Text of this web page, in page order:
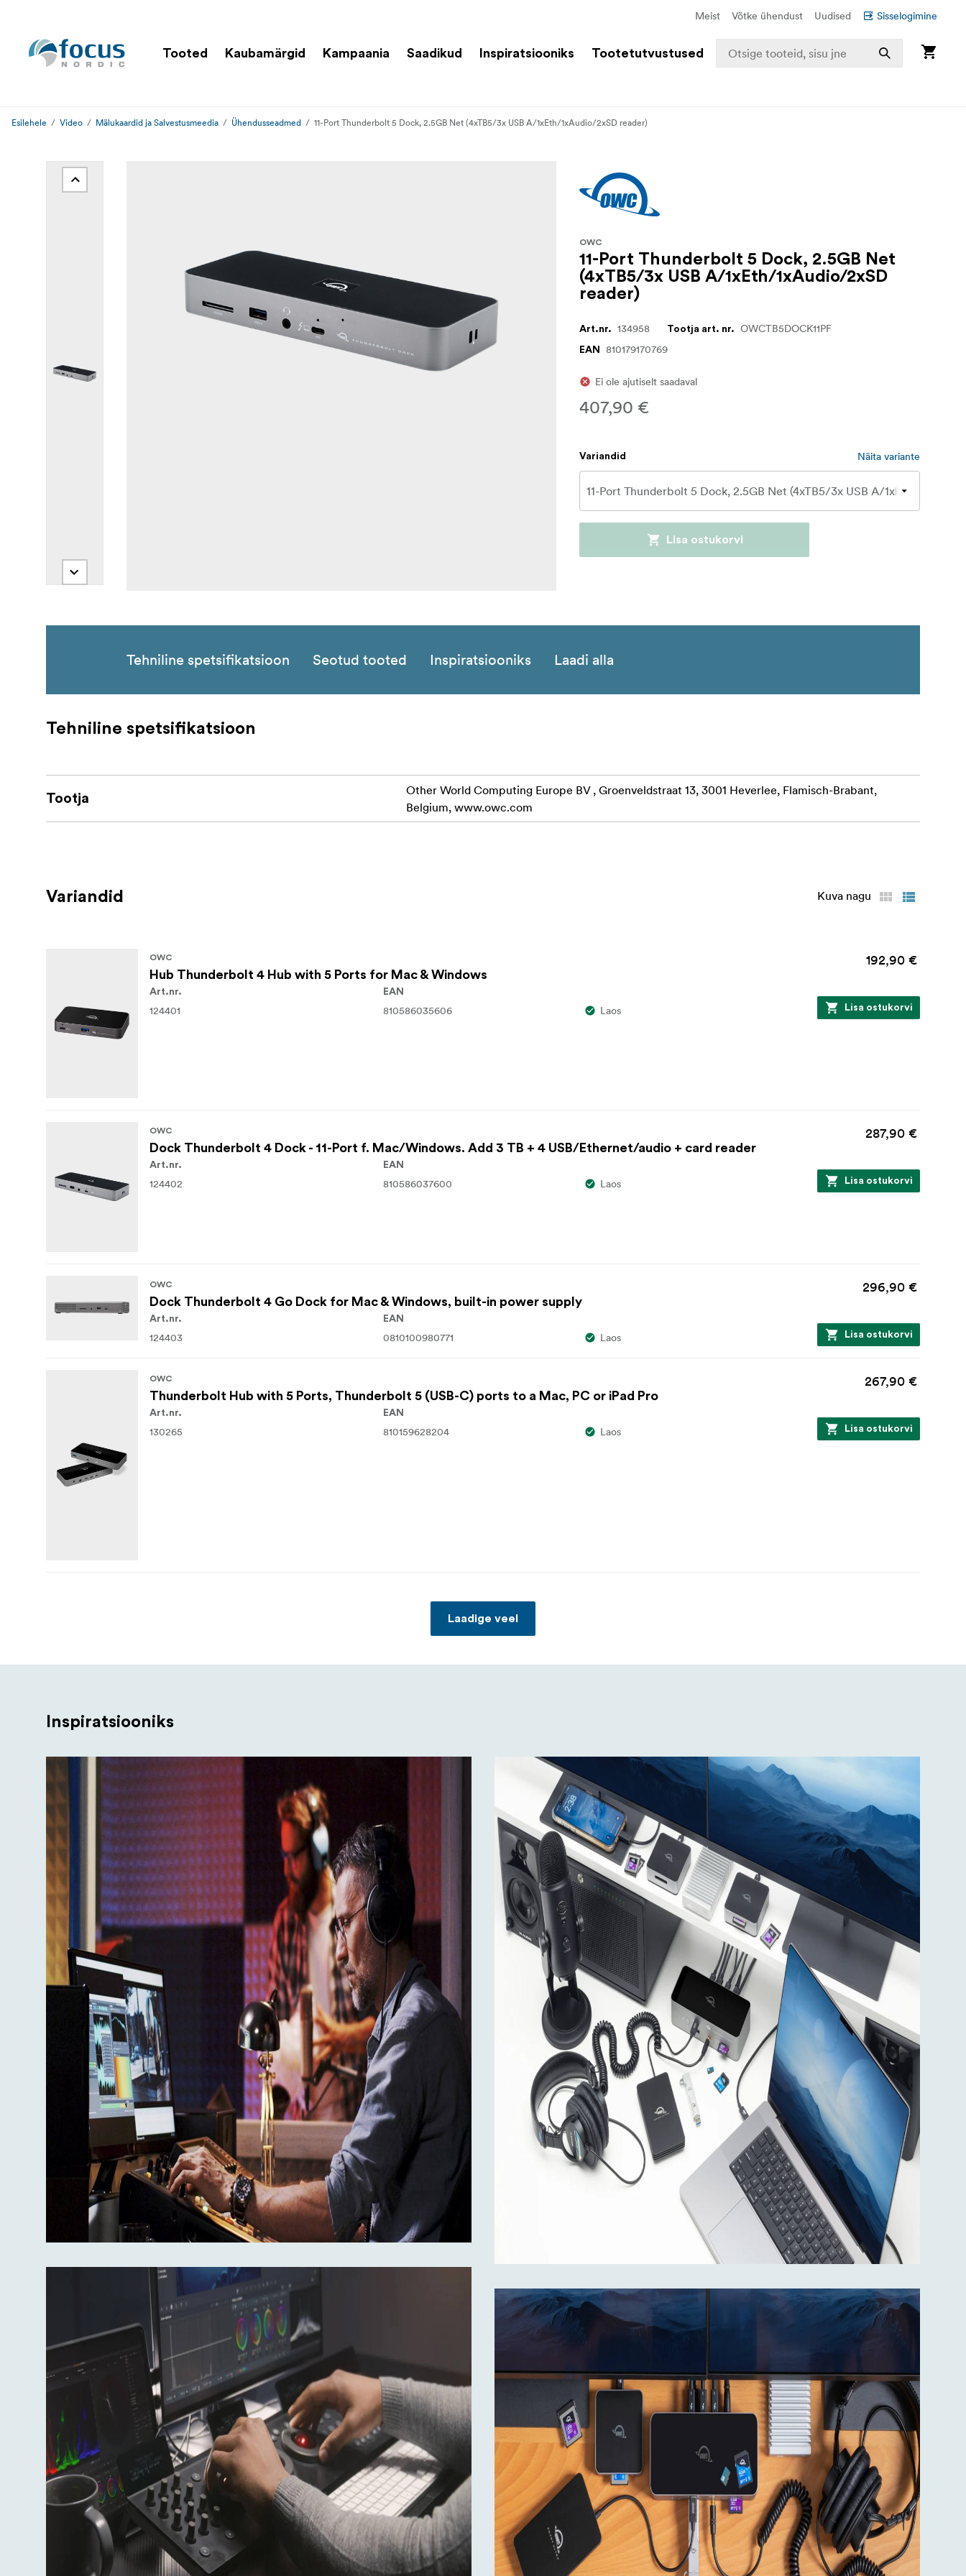
Meist Võtke ühendust Uudised Sisselogimine
Tooted Kaubamärgid Kampaania Saadikud Inspiratsiooniks Tootetutvustused
Esilehele Video Mälukaardid ja Salvestusmeedia Ühendusseadmed 11-Port Thunderbolt 5 Dock, 2.5GB Net (4xTB5/3x USB A/1xEth/1xAudio/2xSD reader)
OWC
11-Port Thunderbolt 5 Dock, 2.5GB Net
(4xTB5/3x USB A/1xEth/1xAudio/2xSD
reader)
Art.nr. 134958 Tootja art. nr. OWCTB5DOCK11PF
EAN 810179170769
Ei ole ajutiselt saadaval
407,90 €
Variandid Näita variante
Lisa ostukorvi
Tehniline spetsifikatsioon Seotud tooted Inspiratsiooniks Laadi alla
Tehniline spetsifikatsioon
Tootja
Other World Computing Europe BV , Groenveldstraat 13, 3001 Heverlee, Flamisch-Brabant,
Belgium, www.owc.com
Variandid Kuva nagu
OWC
Hub Thunderbolt 4 Hub with 5 Ports for Mac & Windows
192,90 €
Art.nr.
124401
EAN
810586035606 Laos Lisa ostukorvi
OWC
Dock Thunderbolt 4 Dock - 11-Port f. Mac/Windows. Add 3 TB + 4 USB/Ethernet/audio + card reader
287,90 €
Art.nr.
124402
EAN
810586037600 Laos Lisa ostukorvi
OWC
Dock Thunderbolt 4 Go Dock for Mac & Windows, built-in power supply
296,90 €
Art.nr.
124403
EAN
0810100980771 Laos Lisa ostukorvi
OWC
Thunderbolt Hub with 5 Ports, Thunderbolt 5 (USB-C) ports to a Mac, PC or iPad Pro
267,90 €
Art.nr.
130265
EAN
810159628204 Laos Lisa ostukorvi
Laadige veel
Inspiratsiooniks